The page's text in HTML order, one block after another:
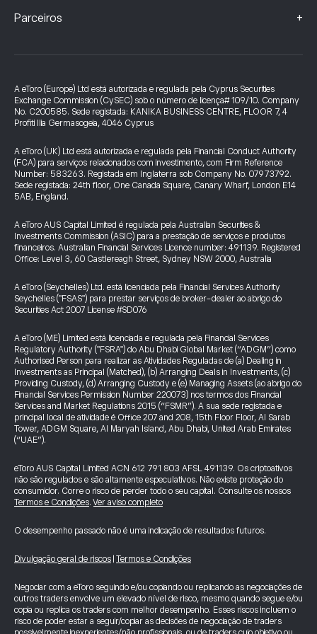
Parceiros +
A eToro (Europe) Ltd está autorizada e regulada pela Cyprus Securities
Exchange Commission (CySEC) sob o número de licença# 109/10. Company
No. C200585. Sede registada: KANIKA BUSINESS CENTRE, FLOOR 7, 4
Profiti Ilia Germasogeia, 4046 Cyprus
A eToro (UK) Ltd está autorizada e regulada pela Financial Conduct Authority
(FCA) para serviços relacionados com investimento, com Firm Reference
Number: 583263. Registada em Inglaterra sob Company No. 07973792.
Sede registada: 24th floor, One Canada Square, Canary Wharf, London E14
5AB, England.
A eToro AUS Capital Limited é regulada pela Australian Securities &
Investments Commission (ASIC) para a prestação de serviços e produtos
financeiros. Australian Financial Services Licence number: 491139. Registered
Office: Level 3, 60 Castlereagh Street, Sydney NSW 2000, Australia
A eToro (Seychelles) Ltd. está licenciada pela Financial Services Authority
Seychelles ("FSAS") para prestar serviços de broker-dealer ao abrigo do
Securities Act 2007 License #SD076
A eToro (ME) Limited está licenciada e regulada pela Financial Services
Regulatory Authority ("FSRA") do Abu Dhabi Global Market (“ADGM”) como
Authorised Person para realizar as Atividades Reguladas de (a) Dealing in
Investments as Principal (Matched), (b) Arranging Deals in Investments, (c)
Providing Custody, (d) Arranging Custody e (e) Managing Assets (ao abrigo do
Financial Services Permission Number 220073) nos termos dos Financial
Services and Market Regulations 2015 (“FSMR”). A sua sede registada e
principal local de atividade é Office 207 and 208, 15th Floor Floor, Al Sarab
Tower, ADGM Square, Al Maryah Island, Abu Dhabi, United Arab Emirates
(“UAE”).
eToro AUS Capital Limited ACN 612 791 803 AFSL 491139. Os criptoativos
não são regulados e são altamente especulativos. Não existe proteção do
consumidor. Corre o risco de perder todo o seu capital. Consulte os nossos
Termos e Condições.Ver aviso completo
O desempenho passado não é uma indicação de resultados futuros.
Divulgação geral de riscos Termos e Condições
Negociar com a eToro seguindo e/ou copiando ou replicando as negociações de
outros traders envolve um elevado nível de risco, mesmo quando segue e/ou
copia ou replica os traders com melhor desempenho. Esses riscos incluem o
risco de poder estar a seguir/copiar as decisões de negociação de traders